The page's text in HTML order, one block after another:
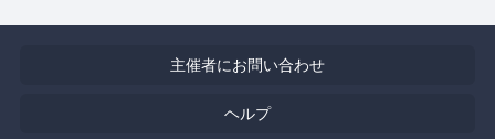
主催者にお問い合わせ
ヘルプ